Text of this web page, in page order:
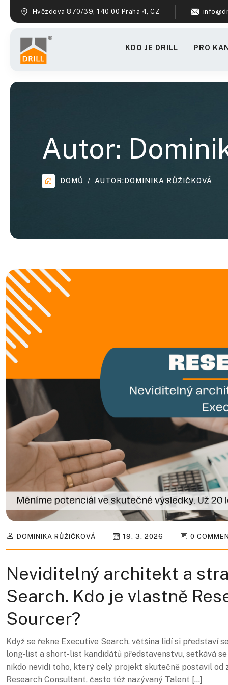
Hvězdova 870/39, 140 00 Praha 4, CZ
KDO JE DRILL PRO
Autor:
DOMŮ AUTOR: DOMINIKA RŮŽIČKOVÁ
DOMINIKA RŮŽIČKOVÁ 19. 3. 2026 0
Neviditelný architekt a
Search. Kdo je vlastně
Sourcer?
Když se řekne Executive Search, většina lidí si představí
long-list a short-list kandidátů představenstvu, setkává
nikdo nevidí toho, který celý projekt skutečně postavil od
Research Consultant, často též nazývaný Talent […]